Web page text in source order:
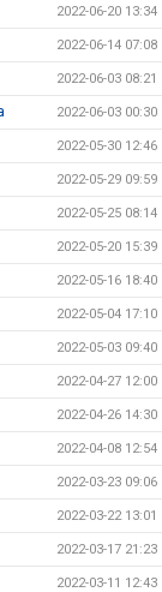
2022-06-20 13:34
2022-06-14 07:08
2022-06-03 08:21
2022-06-03 00:30
2022-05-30 12:46
2022-05-29 09:59
2022-05-25 08:14
2022-05-20 15:39
2022-05-16 18:40
2022-05-04 17:10
2022-05-03 09:40
2022-04-27 12:00
2022-04-26 14:30
2022-04-08 12:54
2022-03-23 09:06
2022-03-22 13:01
2022-03-17 21:23
2022-03-11 12:43